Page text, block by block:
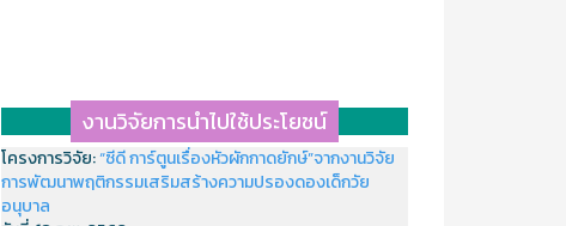
งานวิจัยการนำไปใช้ประโยชน์
โครงการวิจัย:“ซีดี การ์ตูนเรื่องหัวผักกาดยักษ์”จากงานวิจัย
การพัฒนาพฤติกรรมเสริมสร้างความปรองดองเด็กวัย
อนุบาล